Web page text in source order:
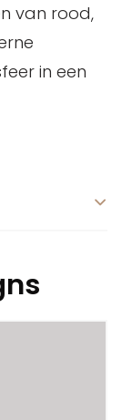
van rood,
in een